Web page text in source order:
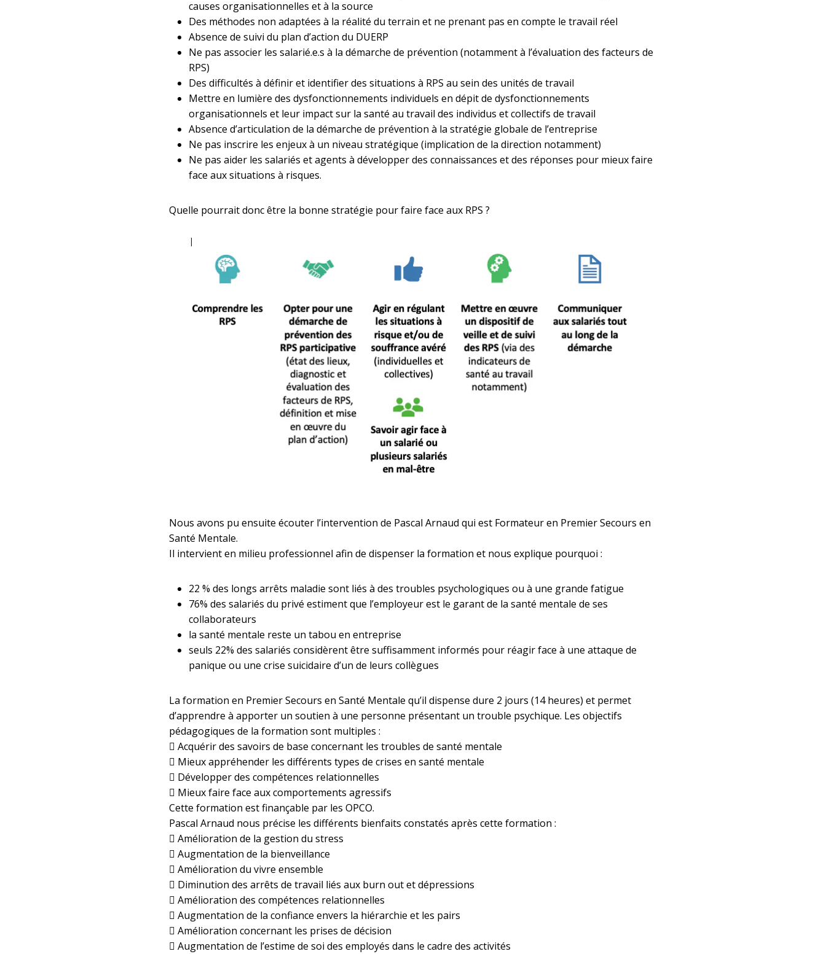
causes organisationnelles et à la source
Des méthodes non adaptées à la réalité du terrain et ne prenant pas en compte le travail réel
Absence de suivi du plan d’action du DUERP
Ne pas associer les salarié.e.s à la démarche de prévention (notamment à l’évaluation des facteurs de
RPS)
Des difficultés à définir et identifier des situations à RPS au sein des unités de travail
Mettre en lumière des dysfonctionnements individuels en dépit de dysfonctionnements
organisationnels et leur impact sur la santé au travail des individus et collectifs de travail
Absence d’articulation de la démarche de prévention à la stratégie globale de l’entreprise
Ne pas inscrire les enjeux à un niveau stratégique (implication de la direction notamment)
Ne pas aider les salariés et agents à développer des connaissances et des réponses pour mieux faire
face aux situations à risques.
Quelle pourrait donc être la bonne stratégie pour faire face aux RPS ?
Nous avons pu ensuite écouter l’intervention de Pascal Arnaud qui est Formateur en Premier Secours en
Santé Mentale.
Il intervient en milieu professionnel afin de dispenser la formation et nous explique pourquoi :
22 % des longs arrêts maladie sont liés à des troubles psychologiques ou à une grande fatigue
76% des salariés du privé estiment que l’employeur est le garant de la santé mentale de ses
collaborateurs
la santé mentale reste un tabou en entreprise
seuls 22% des salariés considèrent être suffisamment informés pour réagir face à une attaque de
panique ou une crise suicidaire d’un de leurs collègues
La formation en Premier Secours en Santé Mentale qu’il dispense dure 2 jours (14 heures) et permet
d’apprendre à apporter un soutien à une personne présentant un trouble psychique. Les objectifs
pédagogiques de la formation sont multiples :
 Acquérir des savoirs de base concernant les troubles de santé mentale
 Mieux appréhender les différents types de crises en santé mentale
 Développer des compétences relationnelles
 Mieux faire face aux comportements agressifs
Cette formation est finançable par les OPCO.
Pascal Arnaud nous précise les différents bienfaits constatés après cette formation :
 Amélioration de la gestion du stress
 Augmentation de la bienveillance
 Amélioration du vivre ensemble
 Diminution des arrêts de travail liés aux burn out et dépressions
 Amélioration des compétences relationnelles
 Augmentation de la confiance envers la hiérarchie et les pairs
 Amélioration concernant les prises de décision
 Augmentation de l’estime de soi des employés dans le cadre des activités